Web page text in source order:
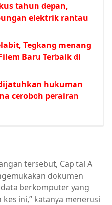
tahun depan,
elektrik rantau
Tegkang menang
Baru Terbaik di
hukuman
ceroboh perairan
tersebut, Capital A
dokumen
berkomputer yang
ini,” katanya menerusi